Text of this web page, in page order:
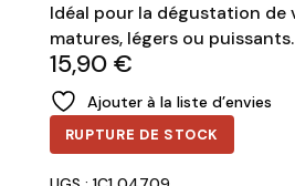
Idéal pour la dégustation de
matures, légers ou puissants.
15,90 €
Ajouter à la liste d’envies
RUPTURE DE STOCK